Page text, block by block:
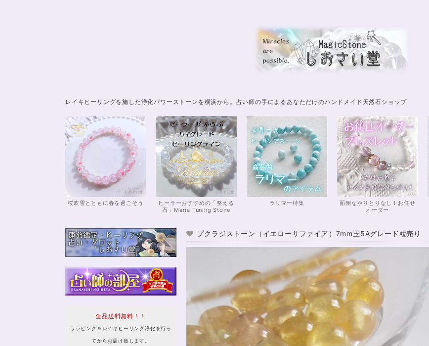
レイキヒーリングを施した浄化パワーストーンを横浜から。占い師の手によるあなただけのハンドメイド天然石ショップ
桜吹雪とともに春を過ごそう
ヒーラーおすすめの「整える
石」Maria Tuning Stone
ラリマー特集
面倒なやりとりなし！お任せ
オーダー
全品送料無料！！
ラッピング＆レイキヒーリング浄化を行っ
てからお届け致します。
プクラジストーン（イエローサファイア）7mm玉5Aグレード粒売り